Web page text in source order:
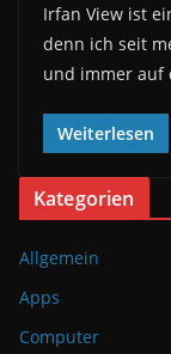
Irfan View ist
denn ich seit
und immer auf
Weiterlesen
Kategorien
Allgemein
Apps
Computer